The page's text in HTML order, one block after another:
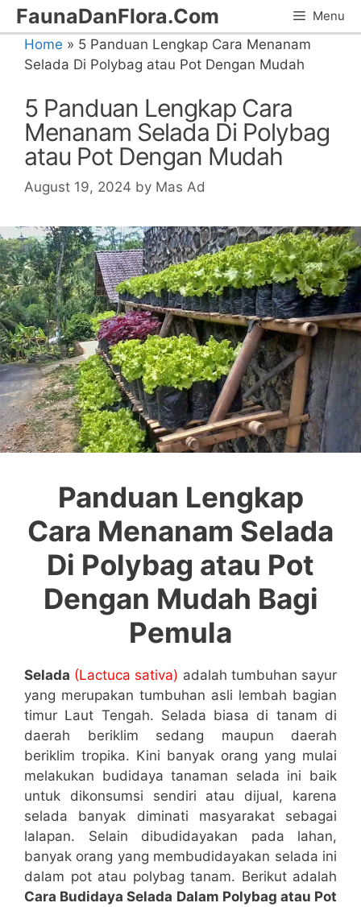
Skip
to
content
FaunaDanFlora.Com Menu
Home » 5 Panduan Lengkap Cara Menanam
Selada Di Polybag atau Pot Dengan Mudah
5 Panduan Lengkap Cara
Menanam Selada Di Polybag
atau Pot Dengan Mudah
August 19, 2024 by Mas Ad
Panduan Lengkap
Cara Menanam Selada
Di Polybag atau Pot
Dengan Mudah Bagi
Pemula
Selada (Lactuca sativa) adalah tumbuhan sayur
yang merupakan tumbuhan asli lembah bagian
timur Laut Tengah. Selada biasa di tanam di
daerah beriklim sedang maupun daerah
beriklim tropika. Kini banyak orang yang mulai
melakukan budidaya tanaman selada ini baik
untuk dikonsumsi sendiri atau dijual, karena
selada banyak diminati masyarakat sebagai
lalapan. Selain dibudidayakan pada lahan,
banyak orang yang membudidayakan selada ini
dalam pot atau polybag tanam. Berikut adalah
Cara Budidaya Selada Dalam Polybag atau Pot